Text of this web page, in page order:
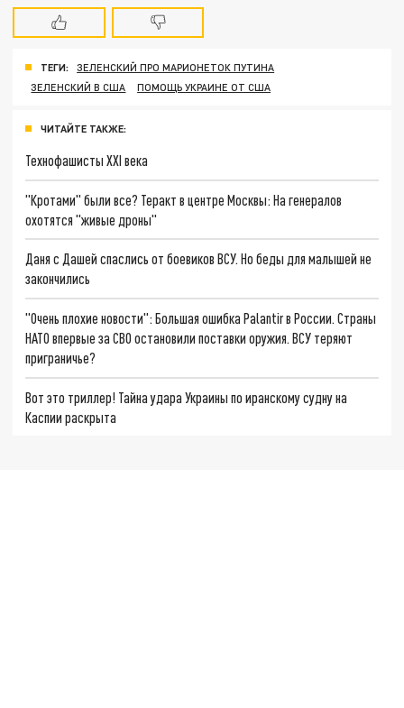
ТЕГИ:
ЗЕЛЕНСКИЙ ПРО МАРИОНЕТОК ПУТИНА
ЗЕЛЕНСКИЙ В США
ПОМОЩЬ УКРАИНЕ ОТ США
ЧИТАЙТЕ ТАКЖЕ:
Технофашисты XXI века
"Кротами" были все? Теракт в центре Москвы: На генералов
охотятся "живые дроны"
Даня с Дашей спаслись от боевиков ВСУ. Но беды для малышей не
закончились
"Очень плохие новости": Большая ошибка Palantir в России. Страны
НАТО впервые за СВО остановили поставки оружия. ВСУ теряют
приграничье?
Вот это триллер! Тайна удара Украины по иранскому судну на
Каспии раскрыта